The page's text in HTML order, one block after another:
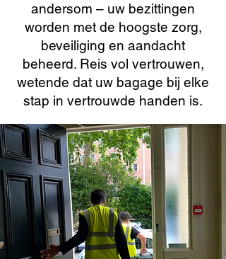
andersom – uw bezittingen
worden met de hoogste zorg,
beveiliging en aandacht
beheerd. Reis vol vertrouwen,
wetende dat uw bagage bij elke
stap in vertrouwde handen is.